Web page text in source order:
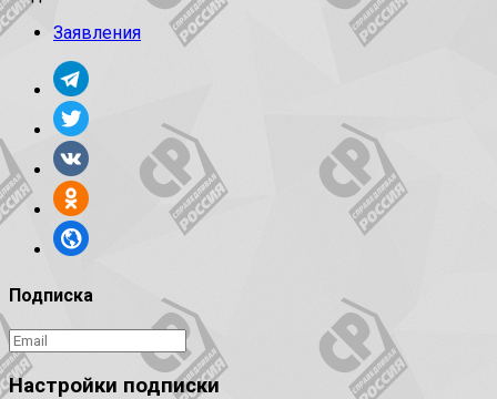
Заявления
Подписка
Настройки подписки